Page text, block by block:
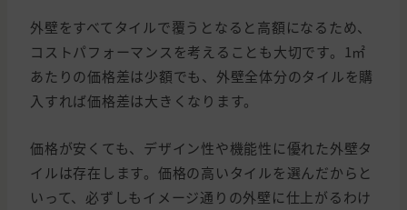
外壁をすべてタイルで覆うとなると高額になるため、
コストパフォーマンスを考えることも大切です。1㎡
あたりの価格差は少額でも、外壁全体分のタイルを購
入すれば価格差は大きくなります。
価格が安くても、デザイン性や機能性に優れた外壁タ
イルは存在します。価格の高いタイルを選んだからと
いって、必ずしもイメージ通りの外壁に仕上がるわけ